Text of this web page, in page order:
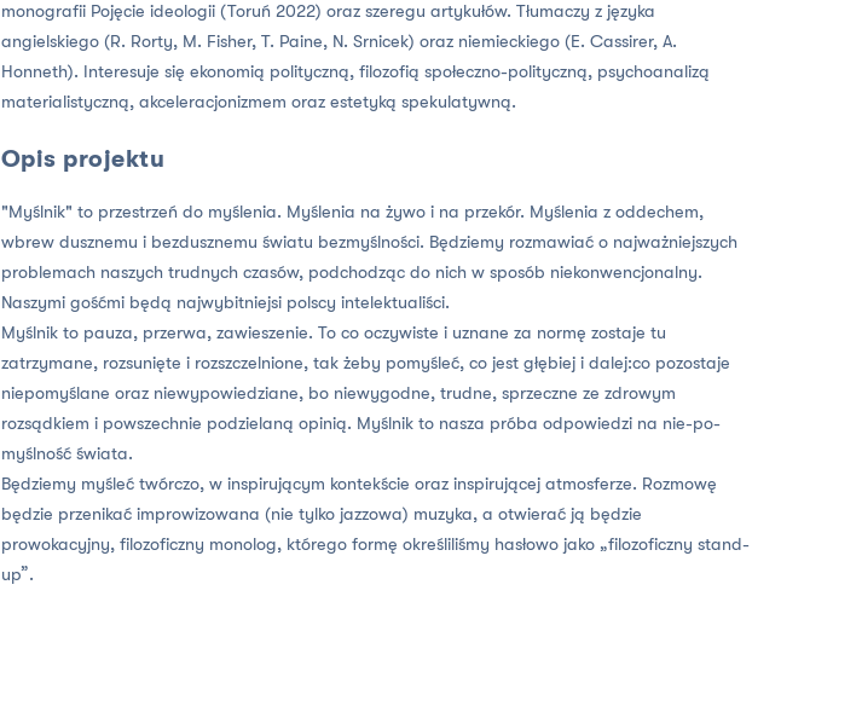
monografii Pojęcie ideologii (Toruń 2022) oraz szeregu artykułów. Tłumaczy z języka
angielskiego (R. Rorty, M. Fisher, T. Paine, N. Srnicek) oraz niemieckiego (E. Cassirer, A.
Honneth). Interesuje się ekonomią polityczną, filozofią społeczno-polityczną, psychoanalizą
materialistyczną, akceleracjonizmem oraz estetyką spekulatywną.
Opis projektu
"Myślnik" to przestrzeń do myślenia. Myślenia na żywo i na przekór. Myślenia z oddechem,
wbrew dusznemu i bezdusznemu światu bezmyślności. Będziemy rozmawiać o najważniejszych
problemach naszych trudnych czasów, podchodząc do nich w sposób niekonwencjonalny.
Naszymi gośćmi będą najwybitniejsi polscy intelektualiści.
Myślnik to pauza, przerwa, zawieszenie. To co oczywiste i uznane za normę zostaje tu
zatrzymane, rozsunięte i rozszczelnione, tak żeby pomyśleć, co jest głębiej i dalej:co pozostaje
niepomyślane oraz niewypowiedziane, bo niewygodne, trudne, sprzeczne ze zdrowym
rozsądkiem i powszechnie podzielaną opinią. Myślnik to nasza próba odpowiedzi na nie-po-
myślność świata.
Będziemy myśleć twórczo, w inspirującym kontekście oraz inspirującej atmosferze. Rozmowę
będzie przenikać improwizowana (nie tylko jazzowa) muzyka, a otwierać ją będzie
prowokacyjny, filozoficzny monolog, którego formę określiliśmy hasłowo jako „filozoficzny stand-
up”.